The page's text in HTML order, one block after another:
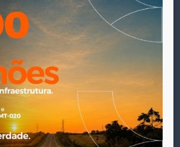
que narraram os acontecimentos
de Canarana e região. Fiel a sua
pela busca incessante da
a sua logo, com o característico "avião
sendo o símbolo do
veículo de comunicação com o
município. Em 06 de dezembro de 2019
impressa do jornal, que desde então
online.